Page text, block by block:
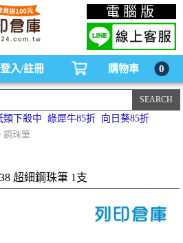
粉匣，環保碳粉匣,連續供墨印表機-office24列印
線上購物手機版
電腦版
登入/註冊 購物車 0
類下殺中 綠犀牛85折 向日葵85折
鋼珠筆
超細鋼珠筆 1支